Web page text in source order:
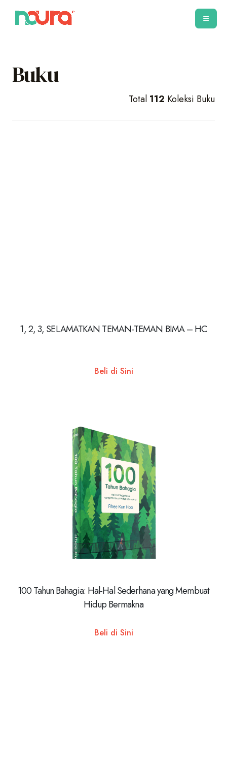
Buku
Total 112 Koleksi Buku
1, 2, 3, SELAMATKAN TEMAN-TEMAN BIMA – HC
Beli di Sini
100 Tahun Bahagia: Hal-Hal Sederhana yang Membuat
Hidup Bermakna
Beli di Sini